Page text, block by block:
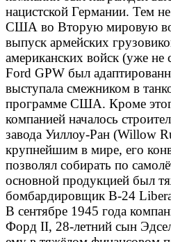
нацистской Германии. Тем
США во Вторую мировую
выпуск армейских
американских войск (уже
Ford GPW был
выступала смежником в
программе США. Кроме
компанией началось
завода Уиллоу-Ран (Willow
крупнейшим в мире, его
позволял собирать по
основной продукцией был
бомбардировщик B-24
В сентябре 1945 года
Форд II, 28-летний сын